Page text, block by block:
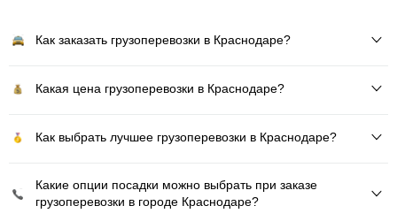
Как заказать грузоперевозки в Краснодаре?
Какая цена грузоперевозки в Краснодаре?
Как выбрать лучшее грузоперевозки в Краснодаре?
Какие опции посадки можно выбрать при заказе
грузоперевозки в городе Краснодаре?